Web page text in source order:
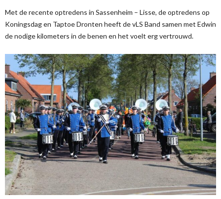
Met de recente optredens in Sassenheim – Lisse, de optredens op
Koningsdag en Taptoe Dronten heeft de vLS Band samen met Edwin
de nodige kilometers in de benen en het voelt erg vertrouwd.